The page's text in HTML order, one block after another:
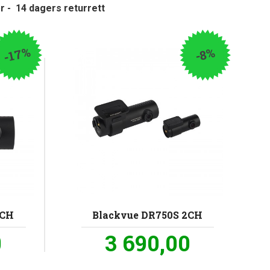
- 14 dagers returrett
-17%
Blackvue DR750S 2CH
Tilbud
3 690,00
-8%
mva.